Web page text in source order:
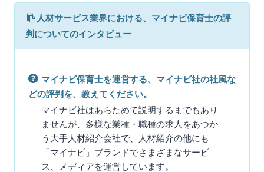
人材サービス業界における、マイナビ保育士の評
判についてのインタビュー
マイナビ保育士を運営する、マイナビ社の社風な
どの評判を、教えてください。
マイナビ社はあらためて説明するまでもあり
ませんが、多様な業種・職種の求人をあつか
う大手人材紹介会社で、人材紹介の他にも
「マイナビ」ブランドでさまざまなサービ
ス、メディアを運営しています。